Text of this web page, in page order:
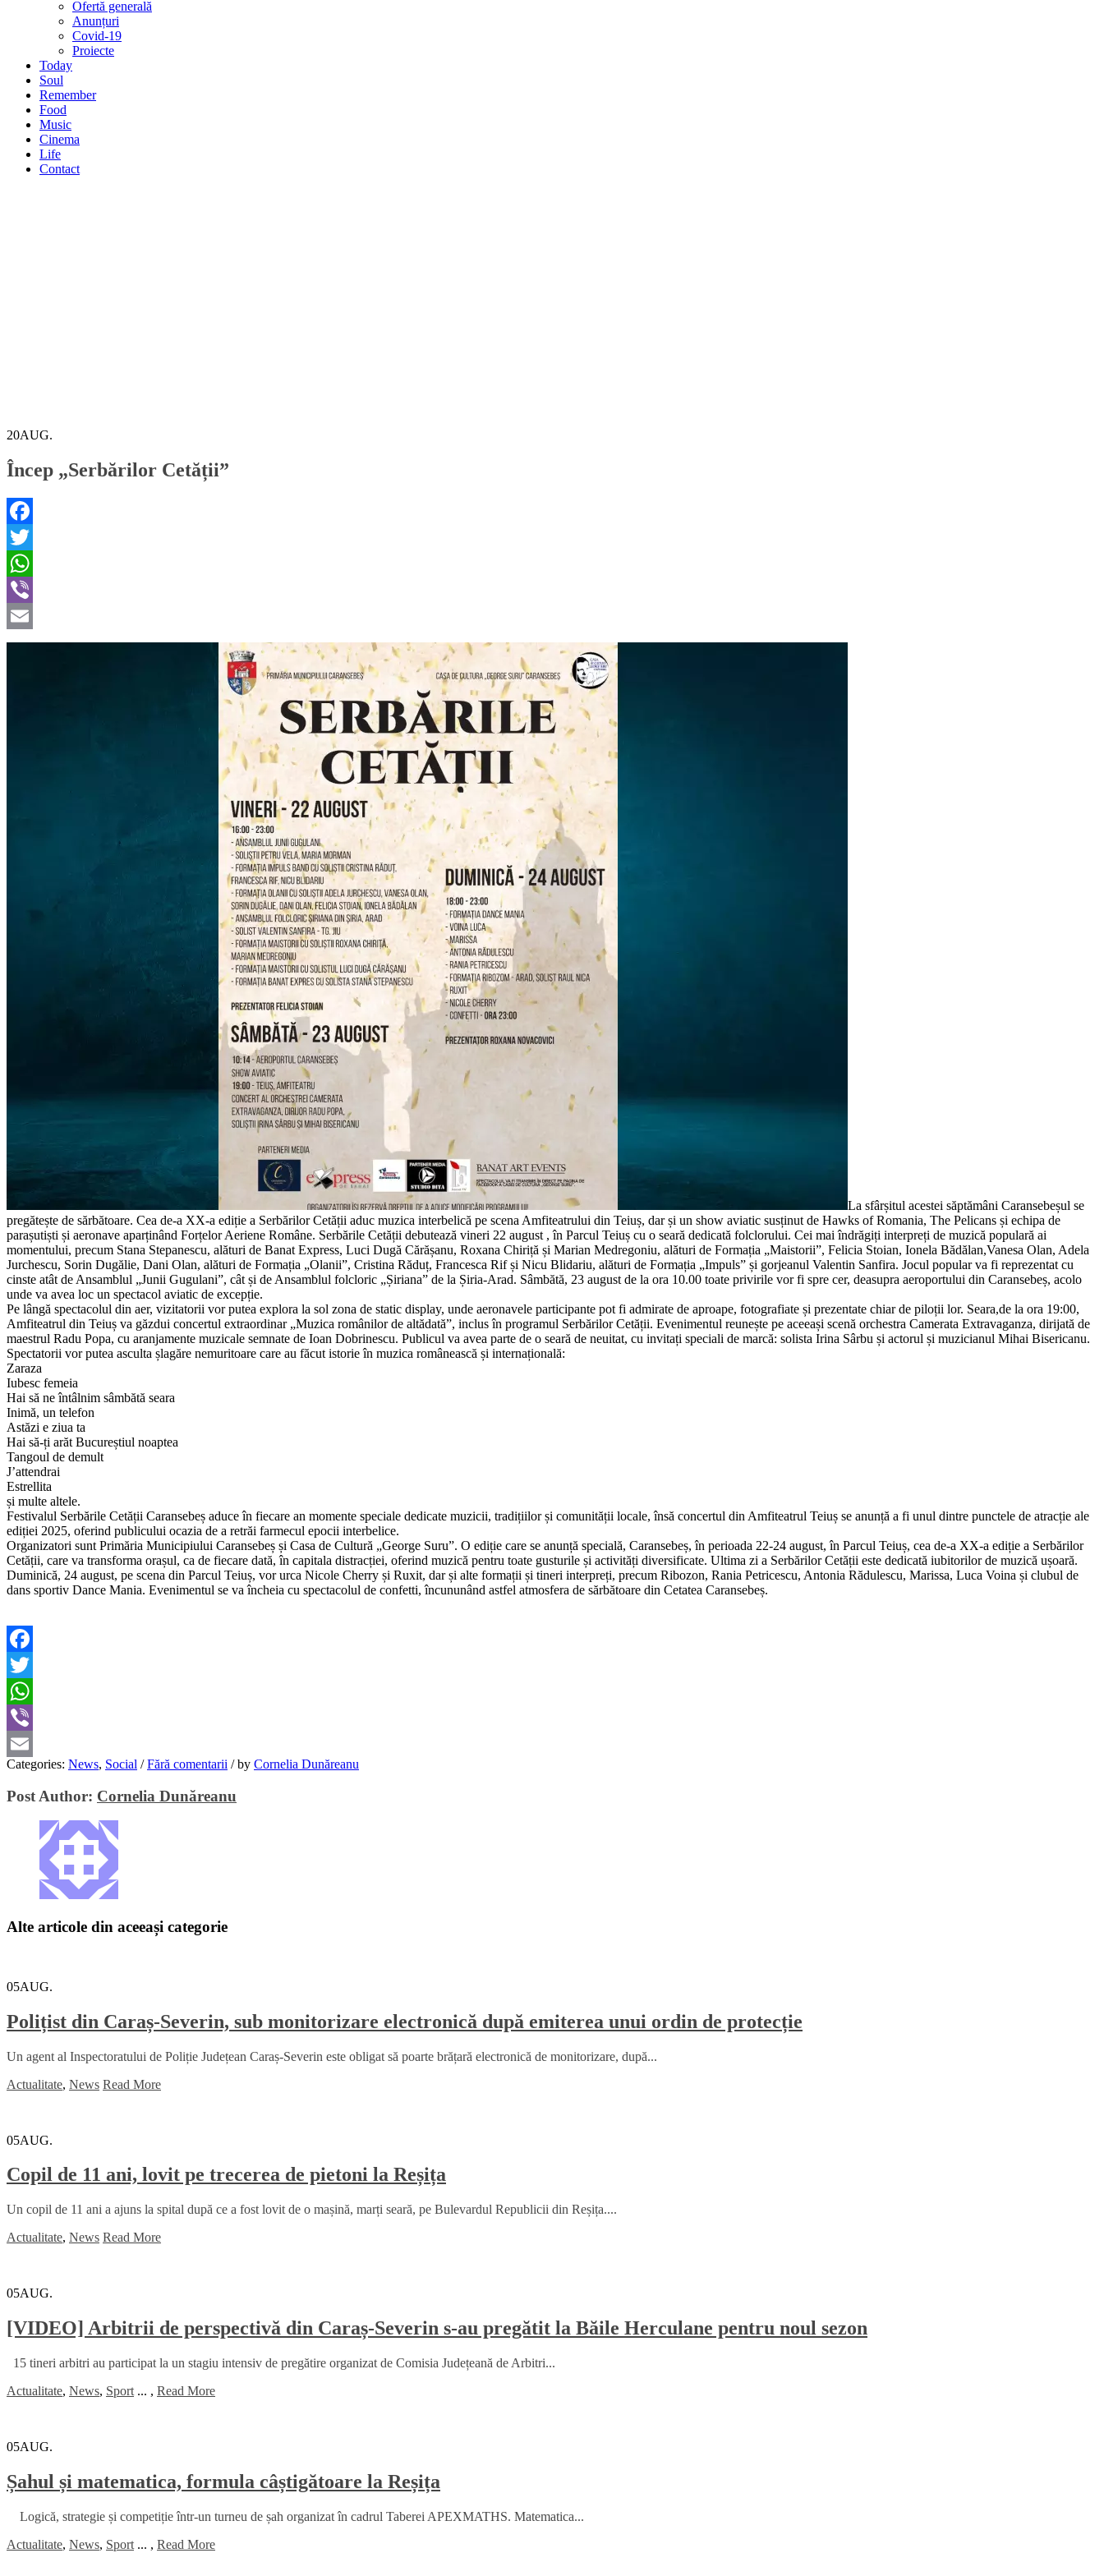
Ofertă generală
Anunțuri
Covid-19
Proiecte
Today
Soul
Remember
Food
Music
Cinema
Life
Contact
20AUG.
Încep „Serbărilor Cetății”
Facebook
Twitter
WhatsApp
Viber
Email
La sfârșitul acestei săptămâni Caransebeșul se
pregătește de sărbătoare. Cea de-a XX-a ediție a Serbărilor Cetății aduc muzica interbelică pe scena Amfiteatrului din Teiuș, dar și un show aviatic susținut de Hawks of Romania, The Pelicans și echipa de
parașutiști și aeronave aparținând Forțelor Aeriene Române. Serbările Cetății debutează vineri 22 august , în Parcul Teiuș cu o seară dedicată folclorului. Cei mai îndrăgiți interpreți de muzică populară ai
momentului, precum Stana Stepanescu, alături de Banat Express, Luci Dugă Cărășanu, Roxana Chiriță și Marian Medregoniu, alături de Formația „Maistorii”, Felicia Stoian, Ionela Bădălan,Vanesa Olan, Adela
Jurchescu, Sorin Dugălie, Dani Olan, alături de Formația „Olanii”, Cristina Răduț, Francesca Rif și Nicu Blidariu, alături de Formația „Impuls” și gorjeanul Valentin Sanfira. Jocul popular va fi reprezentat cu
cinste atât de Ansamblul „Junii Gugulani”, cât și de Ansamblul folcloric „Șiriana” de la Șiria-Arad. Sâmbătă, 23 august de la ora 10.00 toate privirile vor fi spre cer, deasupra aeroportului din Caransebeș, acolo
unde va avea loc un spectacol aviatic de excepție.
Pe lângă spectacolul din aer, vizitatorii vor putea explora la sol zona de static display, unde aeronavele participante pot fi admirate de aproape, fotografiate și prezentate chiar de piloții lor. Seara,de la ora 19:00,
Amfiteatrul din Teiuș va găzdui concertul extraordinar „Muzica românilor de altădată”, inclus în programul Serbărilor Cetății. Evenimentul reunește pe aceeași scenă orchestra Camerata Extravaganza, dirijată de
maestrul Radu Popa, cu aranjamente muzicale semnate de Ioan Dobrinescu. Publicul va avea parte de o seară de neuitat, cu invitați speciali de marcă: solista Irina Sârbu și actorul și muzicianul Mihai Bisericanu.
Spectatorii vor putea asculta șlagăre nemuritoare care au făcut istorie în muzica românească și internațională:
Zaraza
Iubesc femeia
Hai să ne întâlnim sâmbătă seara
Inimă, un telefon
Astăzi e ziua ta
Hai să-ți arăt Bucureștiul noaptea
Tangoul de demult
J’attendrai
Estrellita
și multe altele.
Festivalul Serbările Cetății Caransebeș aduce în fiecare an momente speciale dedicate muzicii, tradițiilor și comunității locale, însă concertul din Amfiteatrul Teiuș se anunță a fi unul dintre punctele de atracție ale
ediției 2025, oferind publicului ocazia de a retrăi farmecul epocii interbelice.
Organizatori sunt Primăria Municipiului Caransebeș și Casa de Cultură „George Suru”. O ediție care se anunță specială, Caransebeș, în perioada 22-24 august, în Parcul Teiuș, cea de-a XX-a ediție a Serbărilor
Cetății, care va transforma orașul, ca de fiecare dată, în capitala distracției, oferind muzică pentru toate gusturile și activități diversificate. Ultima zi a Serbărilor Cetății este dedicată iubitorilor de muzică ușoară.
Duminică, 24 august, pe scena din Parcul Teiuș, vor urca Nicole Cherry și Ruxit, dar și alte formații și tineri interpreți, precum Ribozon, Rania Petricescu, Antonia Rădulescu, Marissa, Luca Voina și clubul de
dans sportiv Dance Mania. Evenimentul se va încheia cu spectacolul de confetti, încununând astfel atmosfera de sărbătoare din Cetatea Caransebeș.
Facebook
Twitter
WhatsApp
Viber
Email
Categories: News, Social / Fără comentarii /by Cornelia Dunăreanu
Post Author: Cornelia Dunăreanu
Alte articole din aceeași categorie
05AUG.
Polițist din Caraș-Severin, sub monitorizare electronică după emiterea unui ordin de protecție
Un agent al Inspectoratului de Poliție Județean Caraș-Severin este obligat să poarte brățară electronică de monitorizare, după...
Actualitate, News Read More
05AUG.
Copil de 11 ani, lovit pe trecerea de pietoni la Reșița
Un copil de 11 ani a ajuns la spital după ce a fost lovit de o mașină, marți seară, pe Bulevardul Republicii din Reșița....
Actualitate, News Read More
05AUG.
[VIDEO] Arbitrii de perspectivă din Caraș-Severin s-au pregătit la Băile Herculane pentru noul sezon
15 tineri arbitri au participat la un stagiu intensiv de pregătire organizat de Comisia Județeană de Arbitri...
Actualitate, News, Sport ... , Read More
05AUG.
Șahul și matematica, formula câștigătoare la Reșița
Logică, strategie și competiție într-un turneu de șah organizat în cadrul Taberei APEXMATHS. Matematica...
Actualitate, News, Sport ... , Read More